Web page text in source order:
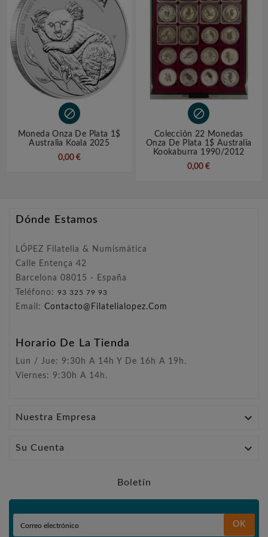

Moneda Onza De Plata 1$
Australia Koala 2025
0,00 €

Colección 22 Monedas
Onza De Plata 1$ Australia
Kookaburra 1990/2012
0,00 €
Dónde Estamos
LÓPEZ Filatelia & Numismática
Calle Entença 42
Barcelona 08015 - España
Teléfono: 93 325 79 93
Email: Contacto@filatelialopez.com
Horario De La Tienda
Lun / Jue: 9:30h A 14h Y De 16h A 19h.
Viernes: 9:30h A 14h.
Nuestra Empresa 
Su Cuenta 
Boletín
OK